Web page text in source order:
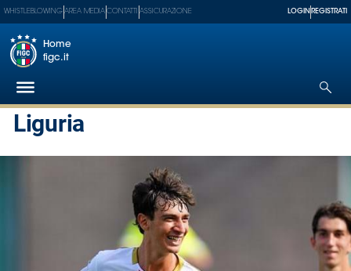
WHISTLEBLOWING AREA MEDIA CONTATTI ASSICURAZIONE LOGIN REGISTRATI
Home
figc.it
Liguria